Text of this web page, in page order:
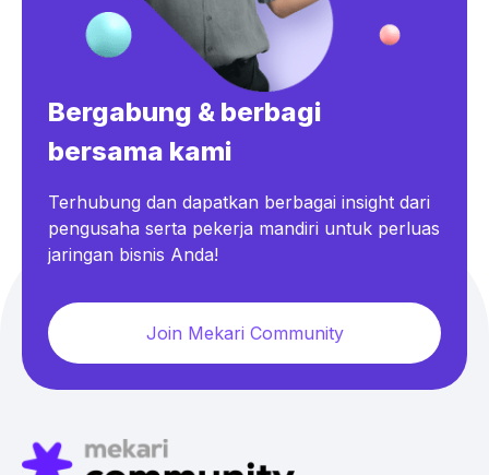
Bergabung & berbagi
bersama kami
Terhubung dan dapatkan berbagai insight dari
pengusaha serta pekerja mandiri untuk perluas
jaringan bisnis Anda!
Join Mekari Community